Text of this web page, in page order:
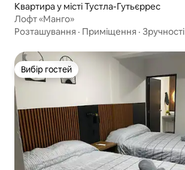
Квартира у місті Тустла-Гутьєррес
Лофт «Манго»
Розташування · Приміщення · Зручності
Вибір гостей
Вибір гостей